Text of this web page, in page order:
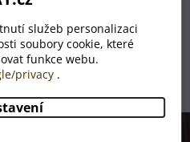
služeb personalizaci
soubory cookie, které
funkce webu.
privacy .